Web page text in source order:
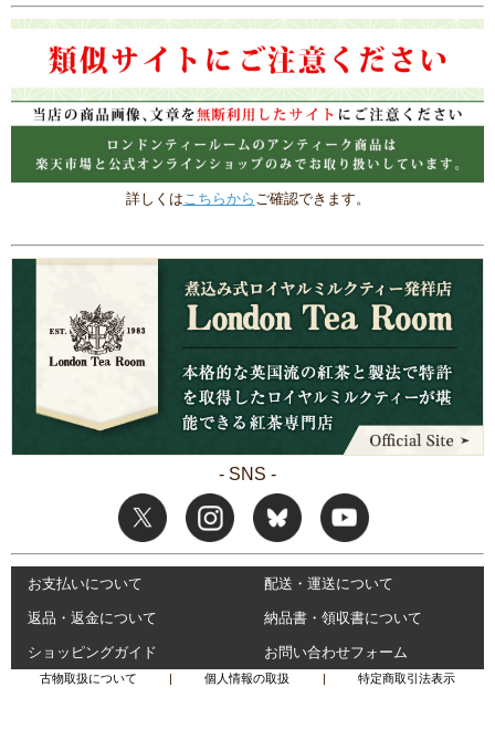
詳しくはこちらから ご確認できます。
- SNS -
お支払いについて 配送・運送について
返品・返金について 納品書・領収書について
ショッピングガイド お問い合わせフォーム
古物取扱について | 個人情報の取扱 | 特定商取引法表示